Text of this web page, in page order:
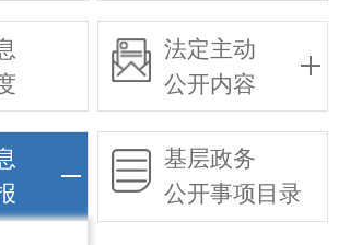
法定主动
公开内容
基层政务
公开事项目录